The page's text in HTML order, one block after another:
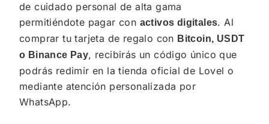
de cuidado personal de alta gama
permitiéndote pagar con activos digitales. Al
comprar tu tarjeta de regalo con Bitcoin, USDT
o Binance Pay, recibirás un código único que
podrás redimir en la tienda oficial de Lovel o
mediante atención personalizada por
WhatsApp.